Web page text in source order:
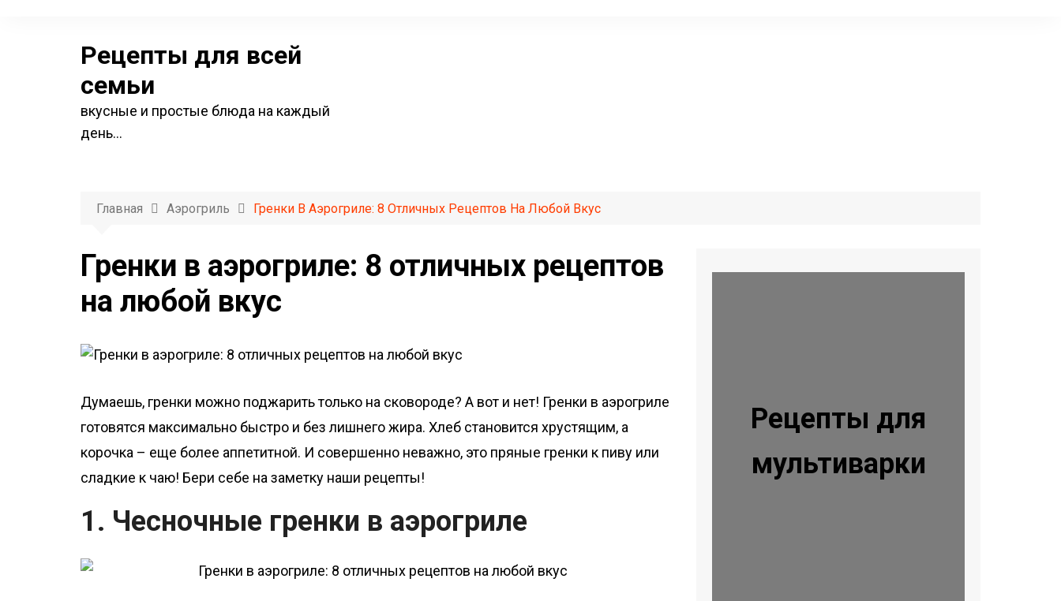
Рецепты для всей
семьи
вкусные и простые блюда на каждый
день…
Главная Аэрогриль Гренки В Аэрогриле: 8 Отличных Рецептов На Любой Вкус
Гренки в аэрогриле: 8 отличных рецептов
на любой вкус
Думаешь, гренки можно поджарить только на сковороде? А вот и нет! Гренки в аэрогриле
готовятся максимально быстро и без лишнего жира. Хлеб становится хрустящим, а
корочка – еще более аппетитной. И совершенно неважно, это пряные гренки к пиву или
сладкие к чаю! Бери себе на заметку наши рецепты!
1. Чесночные гренки в аэрогриле
Рецепты для
мультиварки